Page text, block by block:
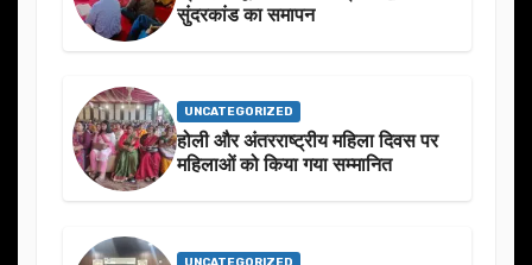
सुंदरकांड का समापन
UNCATEGORIZED
होली और अंतरराष्ट्रीय महिला दिवस पर
महिलाओं को किया गया सम्मानित